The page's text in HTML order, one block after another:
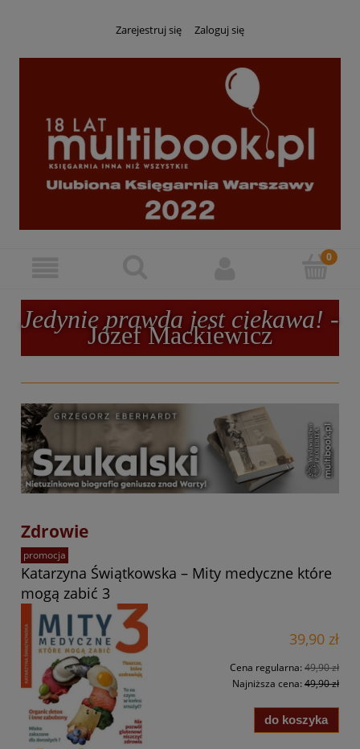
Zarejestruj się Zaloguj się
Jedynie prawda jest ciekawa! -
Józef Mackiewicz
Zdrowie
Katarzyna Świątkowska – Mity medyczne które
mogą zabić 3
39,90 zł
Cena regularna: 49,90 zł
Najniższa cena: 49,90 zł
do koszyka
promocja